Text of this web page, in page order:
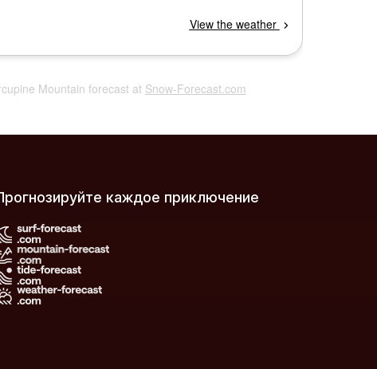
Mountain forecast at Snow-Forecast.com
каждое приключение